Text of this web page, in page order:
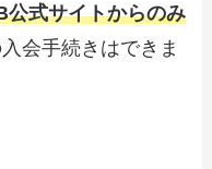
公式サイトからのみ
会手続きはできま